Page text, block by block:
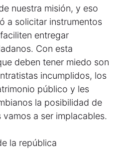
nuestra misión, y eso
a solicitar instrumentos
entregar
Con esta
deben tener miedo son
incumplidos, los
público y les
la posibilidad de
a ser implacables.
la república